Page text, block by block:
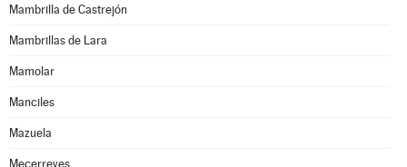
Mambrilla de Castrejón
Mambrillas de Lara
Mamolar
Manciles
Mazuela
Mecerreyes